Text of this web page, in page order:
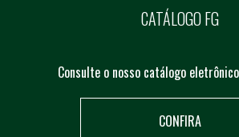
CATÁLOGO FG
Consulte o nosso catálogo
CONFIRA